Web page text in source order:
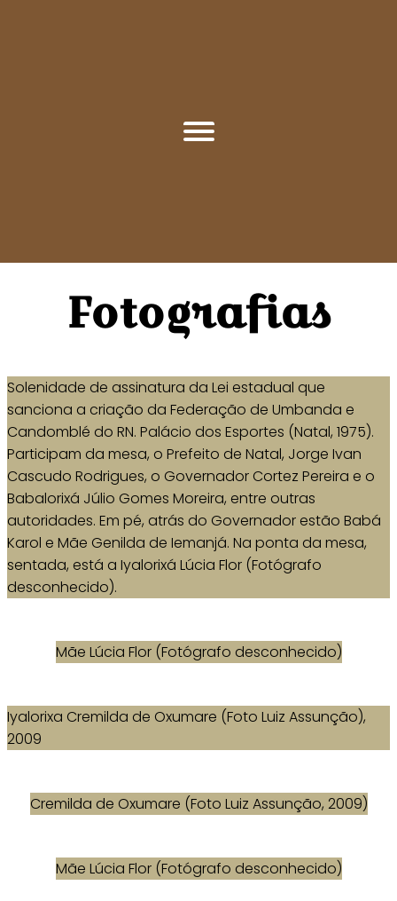
Fotografias
Solenidade de assinatura da Lei estadual que
sanciona a criação da Federação de Umbanda e
Candomblé do RN. Palácio dos Esportes (Natal, 1975).
Participam da mesa, o Prefeito de Natal, Jorge Ivan
Cascudo Rodrigues, o Governador Cortez Pereira e o
Babalorixá Júlio Gomes Moreira, entre outras
autoridades. Em pé, atrás do Governador estão Babá
Karol e Mãe Genilda de Iemanjá. Na ponta da mesa,
sentada, está a Iyalorixá Lúcia Flor (Fotógrafo
desconhecido).
Mãe Lúcia Flor (Fotógrafo desconhecido)
Iyalorixa Cremilda de Oxumare (Foto Luiz Assunção),
2009
Cremilda de Oxumare (Foto Luiz Assunção, 2009)
Mãe Lúcia Flor (Fotógrafo desconhecido)